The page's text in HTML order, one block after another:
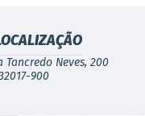
Tancredo Neves, 200
900